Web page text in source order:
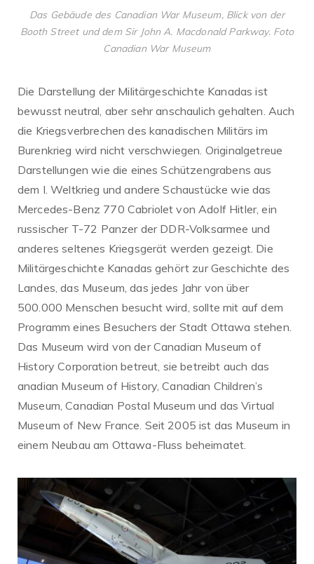
Das Gebäude des Canadian War Museum, Blick von der
Booth Street und dem Sir John A. Macdonald Parkway. Foto
Canadian War Museum
Die Darstellung der Militärgeschichte Kanadas ist
bewusst neutral, aber sehr anschaulich gehalten. Auch
die Kriegsverbrechen des kanadischen Militärs im
Burenkrieg wird nicht verschwiegen. Originalgetreue
Darstellungen wie die eines Schützengrabens aus
dem I. Weltkrieg und andere Schaustücke wie das
Mercedes-Benz 770 Cabriolet von Adolf Hitler, ein
russischer T-72 Panzer der DDR-Volksarmee und
anderes seltenes Kriegsgerät werden gezeigt. Die
Militärgeschichte Kanadas gehört zur Geschichte des
Landes, das Museum, das jedes Jahr von über
500.000 Menschen besucht wird, sollte mit auf dem
Programm eines Besuchers der Stadt Ottawa stehen.
Das Museum wird von der Canadian Museum of
History Corporation betreut, sie betreibt auch das
anadian Museum of History, Canadian Children’s
Museum, Canadian Postal Museum und das Virtual
Museum of New France. Seit 2005 ist das Museum in
einem Neubau am Ottawa-Fluss beheimatet.